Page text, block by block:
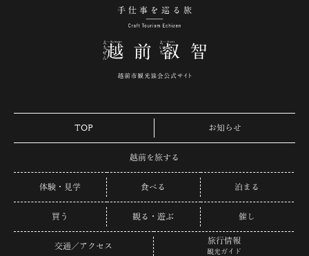
TOP お知らせ
越前を旅する
体験・見学 食べる 泊まる
買う 観る・遊ぶ 催し
交通／アクセス
旅行情報
観光ガイド